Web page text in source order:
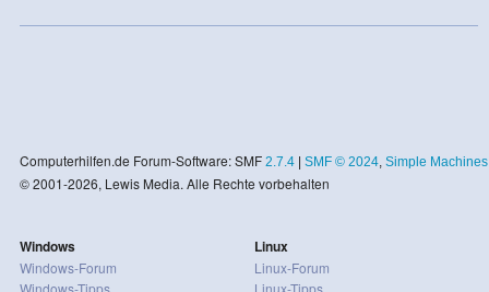
Computerhilfen.de Forum-Software: SMF 2.7.4| SMF © 2024, Simple Machines
© 2001-2026, Lewis Media. Alle Rechte vorbehalten
Windows
Windows-Forum
Windows-Tipps
Linux
Linux-Forum
Linux-Tipps